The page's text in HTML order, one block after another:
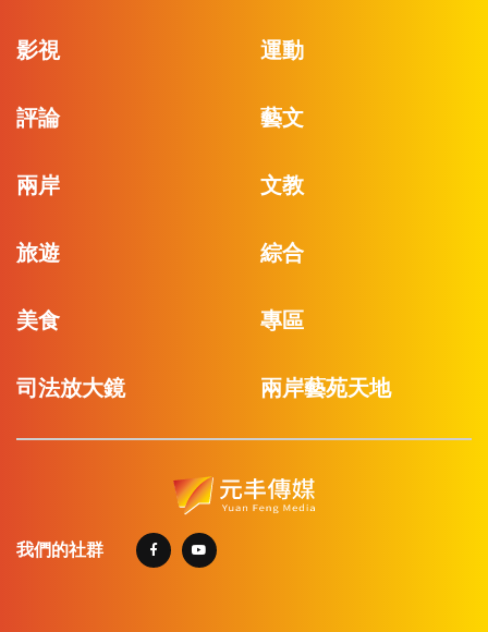
影視 運動
評論 藝文
兩岸 文教
旅遊 綜合
美食 專區
司法放大鏡 兩岸藝苑天地
我們的社群